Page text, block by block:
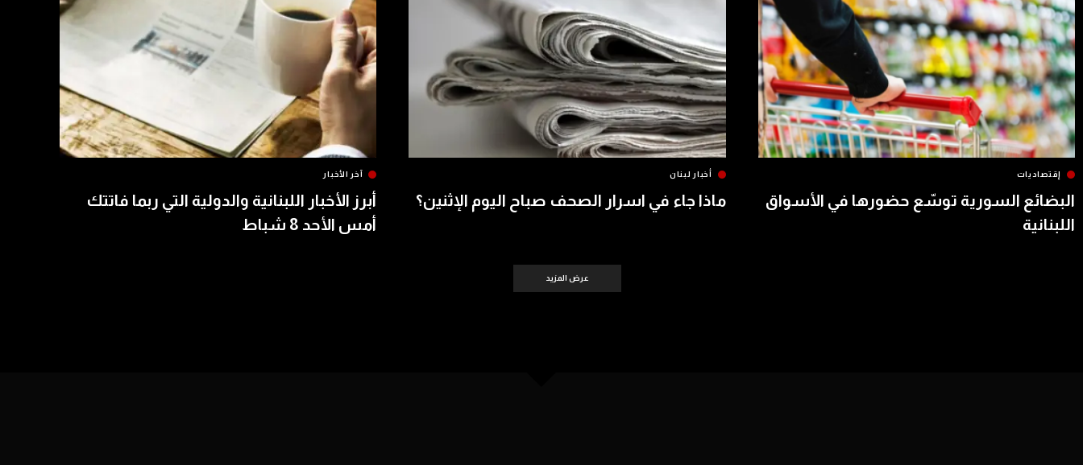
إقتصاديات
البضائع السورية توسّع حضورها في الأسواق
اللبنانية
أخبار لبنان
ماذا جاء في اسرار الصحف صباح اليوم الإثنين؟
آخر الأخبار
أبرز الأخبار اللبنانية والدولية التي ربما فاتتك
أمس الأحد 8 شباط
عرض المزيد